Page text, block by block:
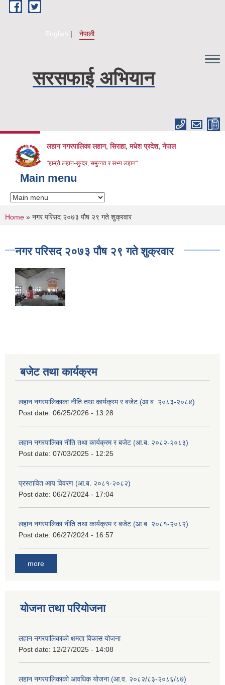
Skip to main content
English नेपाली
सरसफाई अभियान
लहान नगरपालिका लहान, सिराहा, मधेश प्रदेश, नेपाल
"हाम्रो लहान-सुन्दर, समुन्नत र सभ्य लहान"
Main menu
You are here
Home » नगर परिसद २०७३ पौष २९ गते शुक्रवार
नगर परिसद २०७३ पौष २९ गते शुक्रवार
बजेट तथा कार्यक्रम
लहान नगरपालिकाका नीति तथा कार्यक्रम र बजेट (आ.ब. २०८३-२०८४)
Post date: 06/25/2026 - 13:28
लहान नगरपालिका नीति तथा कार्यक्रम र बजेट (आ.ब. २०८२-२०८३)
Post date: 07/03/2025 - 12:25
प्रस्तावित आय विवरण (आ.ब. २०८१-२०८२)
Post date: 06/27/2024 - 17:04
लहान नगरपालिका नीति तथा कार्यक्रम र बजेट (आ.ब. २०८१-२०८२)
Post date: 06/27/2024 - 16:57
more
योजना तथा परियोजना
लहान नगरपालिकाको क्षमता विकास योजना
Post date: 12/27/2025 - 14:08
लहान नगरपालिकाको आवधिक योजना (आ.व. २०८२/८३-२०८६/८७)